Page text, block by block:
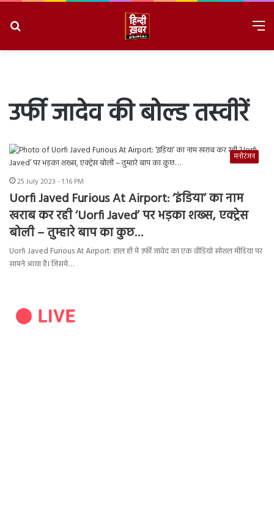
उर्फी जादेव की बोल्ड तस्वीरें
मनोरंजन
25 July 2023 - 1:16 PM
Uorfi Javed Furious At Airport: ‘इंडिया’ का नाम
खराब कर रही ‘Uorfi Javed’ पर भड़का शख्स, एक्ट्रेस
बोली – तुम्हारे बाप का कुछ…
Uorfi Javed Furious At Airport: हाल ही में उर्फी जावेद का एक वीडियो सोशल मीडिया पर
सामने आया है। जिसमें…